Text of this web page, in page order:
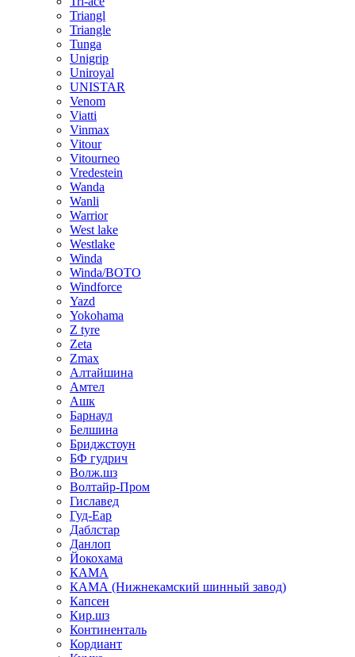
Triangl
Triangle
Tunga
Unigrip
Uniroyal
UNISTAR
Venom
Viatti
Vinmax
Vitour
Vitourneo
Vredestein
Wanda
Wanli
Warrior
West lake
Westlake
Winda
Winda/BOTO
Windforce
Yazd
Yokohama
Z tyre
Zeta
Zmax
Алтайшина
Амтел
Ашк
Барнаул
Белшина
Бриджстоун
БФ гудрич
Волж.шз
Волтайр-Пром
Гиславед
Гуд-Еар
Даблстар
Данлоп
Йокохама
КАМА
КАМА (Нижнекамский шинный завод)
Капсен
Кир.шз
Континенталь
Кордиант